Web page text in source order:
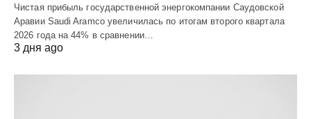
Чистая прибыль государственной энергокомпании Саудовской
Аравии Saudi Aramco увеличилась по итогам второго квартала
2026 года на 44% в сравнении…
3 дня ago